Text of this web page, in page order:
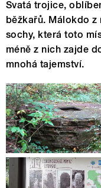
Svatá trojice,
běžkařů. Málokdo z
sochy, která toto
méně z nich zajde
mnohá tajemství.